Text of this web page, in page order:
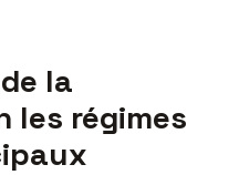
la
les régimes